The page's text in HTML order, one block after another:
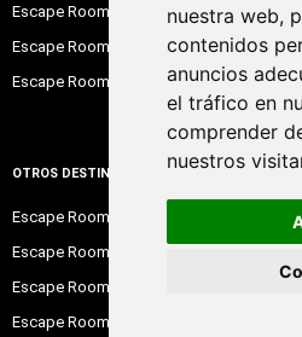
nuestra web,
contenidos
anuncios
el tráfico en
comprender
nuestros
Escape Room Zaragoza
Escape Room Bilbao
Escape Room Santander
OTROS DESTINOS
Escape Room Toledo
Escape Room Granada
Escape Room Valladolid
Escape Room Girona